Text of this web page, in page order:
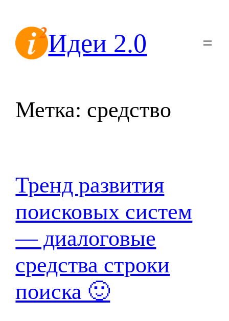
содержимомуИдеи 2.0
Метка: средство
Тренд развития
поисковых систем
— диалоговые
средства строки
поиска 🙂